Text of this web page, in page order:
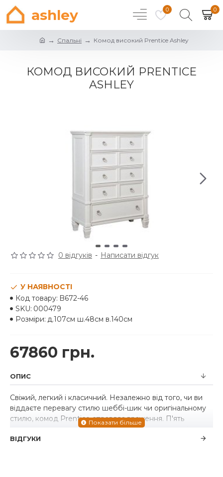
ashley 0 0
Спальні Комод високий Prentice Ashley
КОМОД ВИСОКИЙ PRENTICE
ASHLEY
0 відгуків - Написати відгук
67860 грн.
У НАЯВНОСТІ
Код товару: B672-46
SKU: 000479
Розміри: д.107см ш.48см в.140см
ОПИС
Свіжий, легкий і класичний. Незалежно від того, чи ви
віддаєте перевагу стилю шеббі-шик чи оригінальному
стилю, комод Prentice справляє враження. П'ять
висувних шухляд допоможуть вам красиво організувати
свій гардероб. Стильна фурнітура в атласно-нікелевому
ВІДГУКИ